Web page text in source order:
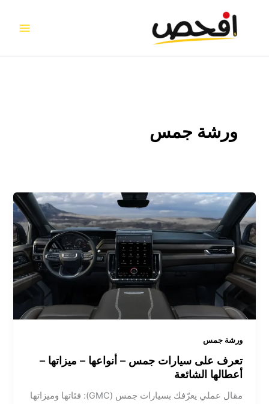
ورشة جمس
ورشة جمس
تعرف على سيارات جمس – أنواعها – ميزاتها –
أعطالها الشائعة
مقال عملي يعرّفك بسيارات جمس (GMC): فئاتها وميزاتها